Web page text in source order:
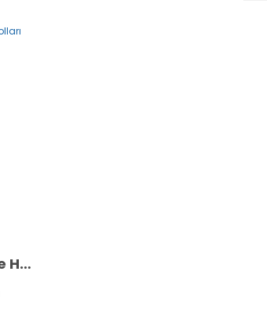
Akıllı İnverter – Lityum Pil Haberleşme Hataları ve Çözüm Yolları